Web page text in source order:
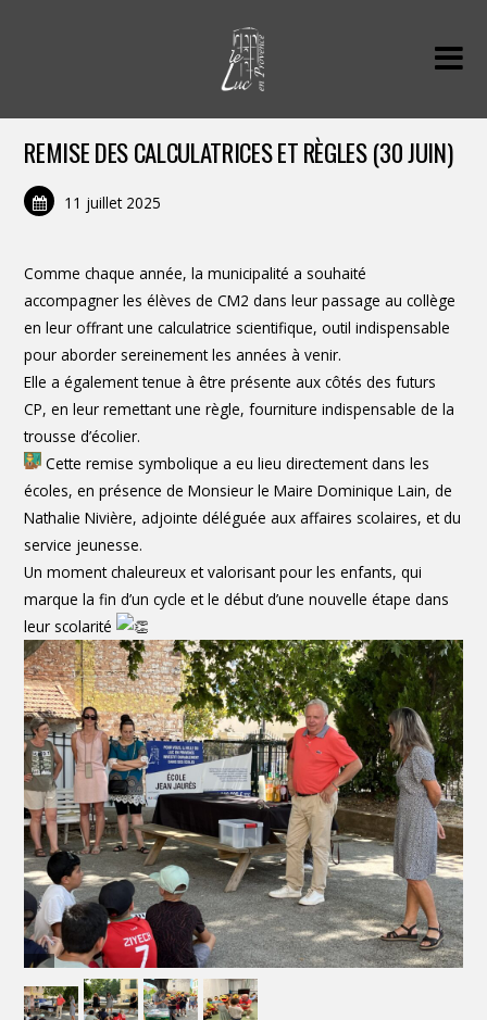
REMISE DES CALCULATRICES ET RÈGLES (30 JUIN)
11 juillet 2025
Comme chaque année, la municipalité a souhaité
accompagner les élèves de CM2 dans leur passage au collège
en leur offrant une calculatrice scientifique, outil indispensable
pour aborder sereinement les années à venir.
Elle a également tenue à être présente aux côtés des futurs
CP, en leur remettant une règle, fourniture indispensable de la
trousse d’écolier.
Cette remise symbolique a eu lieu directement dans les
écoles, en présence de Monsieur le MaireDominique Lain, de
Nathalie Nivière, adjointe déléguée aux affaires scolaires, et du
service jeunesse.
Un moment chaleureux et valorisant pour les enfants, qui
marque la fin d’un cycle et le début d’une nouvelle étape dans
leur scolarité